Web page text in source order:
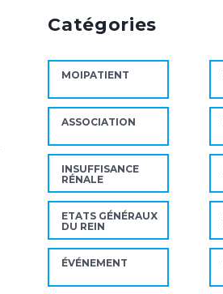
Catégories
MOIPATIENT
ASSOCIATION
INSUFFISANCE
RÉNALE
ETATS GÉNÉRAUX
DU REIN
ÉVÉNEMENT